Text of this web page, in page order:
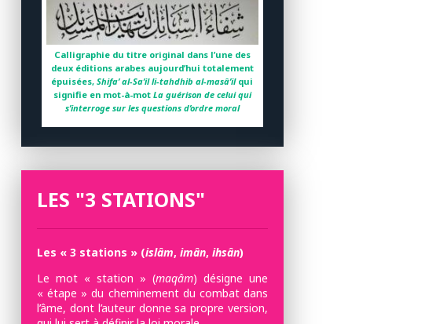
Calligraphie du titre original dans l’une des
deux éditions arabes aujourd’hui totalement
épuisées,Shifa’ al-Sa’il li-tahdhib al-masâ’il qui
signifie en mot-à-mot La guérison de celui qui
s’interroge sur les questions d’ordre moral
LES "3 STATIONS"
Les « 3 stations » (islâm, imân, ihsân)
Le mot « station » (maqâm) désigne une
« étape » du cheminement du combat dans
l’âme, dont l’auteur donne sa propre version,